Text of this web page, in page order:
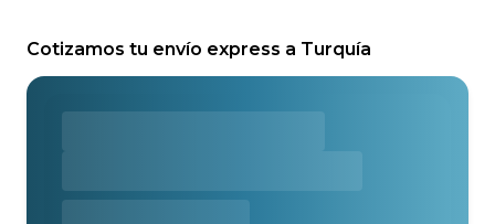
Cotizamos tu envío express a Turquía